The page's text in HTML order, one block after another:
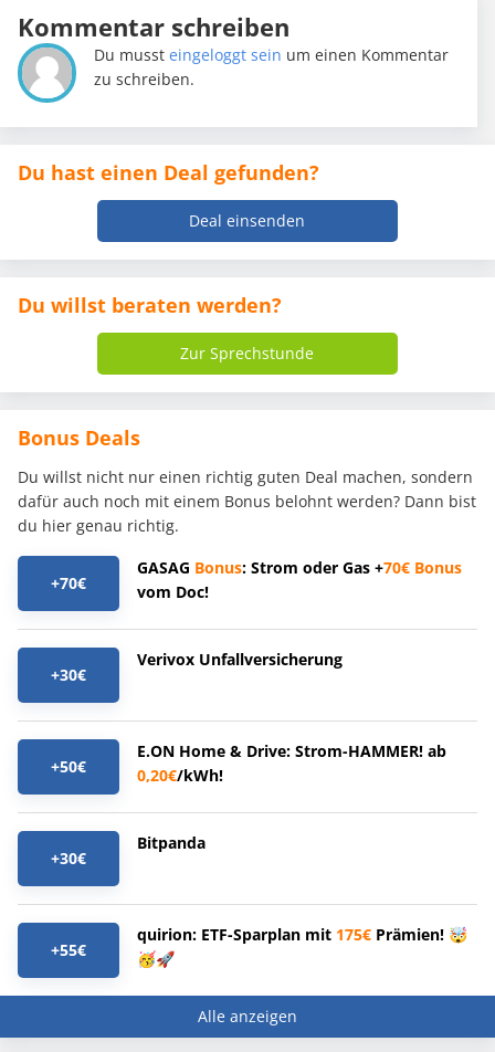
Kommentar schreiben
Du mussteingeloggt sein um einen Kommentar
zu schreiben.
Du hast einen Deal gefunden?
Deal einsenden
Du willst beraten werden?
Zur Sprechstunde
Bonus Deals
Du willst nicht nur einen richtig guten Deal machen, sondern
dafür auch noch mit einem Bonus belohnt werden? Dann bist
du hier genau richtig.
+70€
GASAG Bonus: Strom oder Gas +70€ Bonus
vom Doc!
+30€
Verivox Unfallversicherung
+50€
E.ON Home & Drive: Strom-HAMMER! ab
0,20€/kWh!
+30€
Bitpanda
+55€
quirion: ETF-Sparplan mit 175€ Prämien! 🤯
🥳🚀
Alle anzeigen